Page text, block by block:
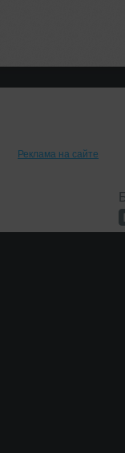
Реклама на сайте